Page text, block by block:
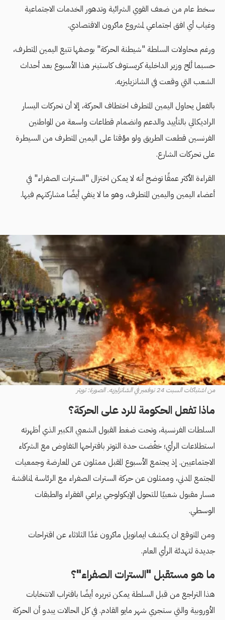
سخط عام من ضعف القوي الشرائية وتدهور الخدمات الاجتماعية
وغياب أي افق اجتماعي لمشروع ماكرون الاقتصادي.
ورغم محاولات السلطة "شيطنة الحركة" بوصفها تتبع اليمين المتطرف،
حسبما ألمح وزير الداخلية كريستوف كاستينر هذا الأسبوع بعد أحداث
الشعب التي وقعت في الشانزيليزيه.
بالفعل يحاول اليمين المتطرف اختطاف الحركة، إلا أن تحركات اليسار
الراديكالي بالتأييد والدعم وانضمام قطاعات واسعة من المواطنين
الفرنسين قطعت الطريق ولو مؤقتا على اليمين المتطرف من السيطرة
على تحركات الشارع.
القراءة الأكثر عمقًا توضح أنه لا يمكن اختزال "السترات الصفراء" في
أعضاء اليمين واليمين المتطرف، وهو ما لا ينفي أيضًا مشاركتهم فيها.
من اشتباكات السبت 24 نوفمبر في الشانزليزيه. الصورة: تويتر
ماذا تفعل الحكومة للرد على الحركة؟
السلطات الفرنسية، وتحت ضغط القبول الشعبي الكبير الذي أظهرته
استطلاعات الرأي؛ خفّضت حدة التوتر باقتراحها التفاوض مع الشركاء
الاجتماعيين. إذ يجتمع الأسبوع المقبل ممثلون عن المعارضة وجمعيات
المجتمع المدني، وممثلون عن حركة السترات الصفراء مع الرئاسة لمناقشة
مسار مقبول شعبيًا للتحول الإيكولوجي يراعي الفقراء والطبقات
الوسطي.
ومن المتوقع ان يكشف ايمانويل ماكرون غدًا الثلاثاء عن اقتراحات
جديدة لتهدئة الرأي العام.
ما هو مستقبل "السترات الصفراء"؟
هذا التراجع من قبل السلطة يمكن تبريره أيضًا باقتراب الانتخابات
الأوروبية والتي ستجري شهر مايو القادم. في كل الحالات يبدو أن الحركة